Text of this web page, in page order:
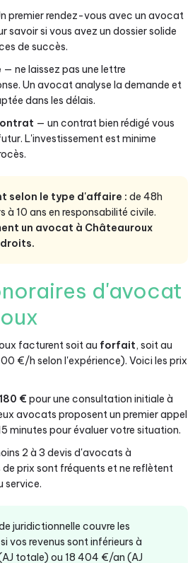
premier rendez-vous avec un avocat
savoir si vous avez un dossier solide
de succès.
— ne laissez pas une lettre
Un avocat analyse la demande et
dans les délais.
— un contrat bien rédigé vous
L'investissement est minime
selon le type d'affaire : de 48h
à 10 ans en responsabilité civile.
un avocat à Châteauroux
d'avocat
facturent soit au forfait, soit au
€/h selon l'expérience). Voici les prix
€ pour une consultation initiale à
avocats proposent un premier appel
minutes pour évaluer votre situation.
2 à 3 devis d'avocats à
prix sont fréquents et ne reflètent
service.
juridictionnelle couvre les
vos revenus sont inférieurs à
totale) ou 18 404 €/an (AJ